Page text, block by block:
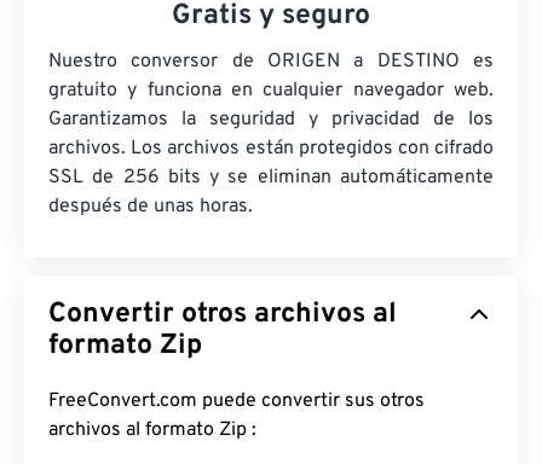
Gratis y seguro
Nuestro conversor de ORIGEN a DESTINO es
gratuito y funciona en cualquier navegador web.
Garantizamos la seguridad y privacidad de los
archivos. Los archivos están protegidos con cifrado
SSL de 256 bits y se eliminan automáticamente
después de unas horas.
Convertir otros archivos al
formato Zip
FreeConvert.com puede convertir sus otros
archivos al formato Zip :